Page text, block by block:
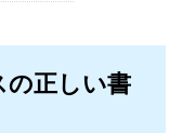
の正しい書